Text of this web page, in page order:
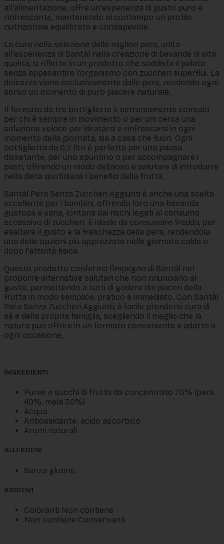
all'alimentazione, offre un'esperienza di gusto puro e
rinfrescante, mantenendo al contempo un profilo
nutrizionale equilibrato e consapevole.
La cura nella selezione delle migliori pere, unita
all'esperienza di Santàl nella creazione di bevande di alta
qualità, si riflette in un prodotto che soddisfa il palato
senza appesantire l'organismo con zuccheri superflui. La
dolcezza viene esclusivamente dalle pere, rendendo ogni
sorso un momento di puro piacere naturale.
Il formato da tre bottigliette è estremamente comodo
per chi è sempre in movimento o per chi cerca una
soluzione veloce per idratarsi e rinfrescarsi in ogni
momento della giornata, sia a casa che fuori. Ogni
bottiglietta da 0,2 litri è perfetta per una pausa
dissetante, per uno spuntino o per accompagnare i
pasti, offrendo un modo delizioso e salutare di introdurre
nella dieta quotidiana i benefici della frutta.
Santàl Pera Senza Zuccheri Aggiunti è anche una scelta
eccellente per i bambini, offrendo loro una bevanda
gustosa e sana, lontana dai rischi legati al consumo
eccessivo di zuccheri. È ideale da consumare fredda, per
esaltare il gusto e la freschezza della pera, rendendola
una delle opzioni più apprezzate nelle giornate calde o
dopo l'attività fisica.
Questo prodotto conferma l'impegno di Santàl nel
proporre alternative salutari che non rinunciano al
gusto, permettendo a tutti di godere dei piaceri della
frutta in modo semplice, pratico e immediato. Con Santàl
Pera Senza Zuccheri Aggiunti, è facile prendersi cura di
sé e della propria famiglia, scegliendo il meglio che la
natura può offrire in un formato conveniente e adatto a
ogni occasione.
INGREDIENTI
Puree e succhi di frutta da concentrato 70% (pera
40%, mela 30%)
Acqua
Antiossidante: acido ascorbico
Aromi naturali
ALLERGENI
Senza glutine
ADDITIVI
Coloranti Non contiene
Non contiene Conservanti